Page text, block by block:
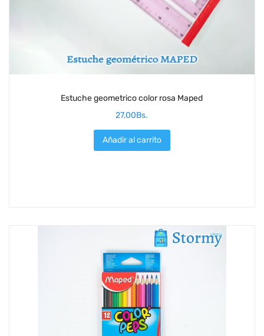
Estuche geometrico color rosa Maped
27,00Bs.
Añadir al carrito